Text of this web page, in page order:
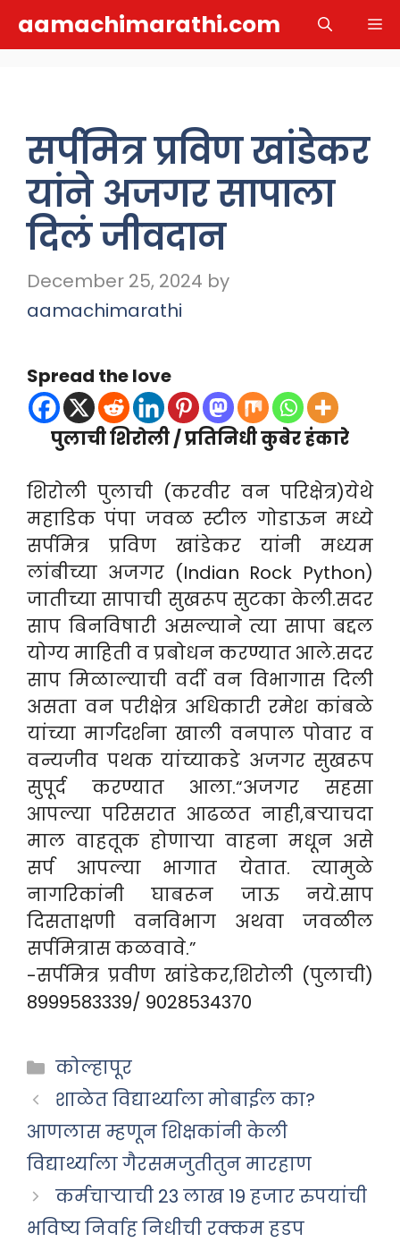
aamachimarathi.com
सर्पमित्र प्रविण खांडेकर
यांने अजगर सापाला
दिलं जीवदान
December 25, 2024 by
aamachimarathi
Spread the love
पुलाची शिरोली / प्रतिनिधी कुबेर हंकारे
शिरोली पुलाची (करवीर वन परिक्षेत्र)येथे
महाडिक पंपा जवळ स्टील गोडाऊन मध्ये
सर्पमित्र प्रविण खांडेकर यांनी मध्यम
लांबीच्या अजगर (Indian Rock Python)
जातीच्या सापाची सुखरूप सुटका केली.सदर
साप बिनविषारी असल्याने त्या सापा बद्दल
योग्य माहिती व प्रबोधन करण्यात आले.सदर
साप मिळाल्याची वर्दी वन विभागास दिली
असता वन परीक्षेत्र अधिकारी रमेश कांबळे
यांच्या मार्गदर्शना खाली वनपाल पोवार व
वन्यजीव पथक यांच्याकडे अजगर सुखरूप
सुपूर्द करण्यात आला.“अजगर सहसा
आपल्या परिसरात आढळत नाही,बऱ्याचदा
माल वाहतूक होणाऱ्या वाहना मधून असे
सर्प आपल्या भागात येतात. त्यामुळे
नागरिकांनी घाबरून जाऊ नये.साप
दिसताक्षणी वनविभाग अथवा जवळील
सर्पमित्रास कळवावे.”
-सर्पमित्र प्रवीण खांडेकर,शिरोली (पुलाची)
8999583339/ 9028534370
Categories
कोल्हापूर
शाळेत विद्यार्थ्याला मोबाईल का?
आणलास म्हणून शिक्षकांनी केली
विद्यार्थ्याला गैरसमजुतीतुन मारहाण
कर्मचाऱ्याची 23 लाख 19 हजार रुपयांची
भविष्य निर्वाह निधीची रक्कम हडप